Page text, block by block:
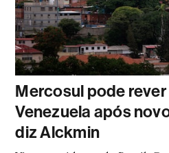
Mercosul pode
Venezuela após
diz Alckmin